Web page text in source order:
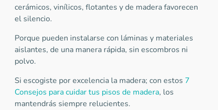
cerámicos, vinílicos, flotantes y de madera favorecen
el silencio.
Porque pueden instalarse con láminas y materiales
aislantes, de una manera rápida, sin escombros ni
polvo.
Si escogiste por excelencia la madera; con estos 7
Consejos para cuidar tus pisos de madera, los
mantendrás siempre relucientes.